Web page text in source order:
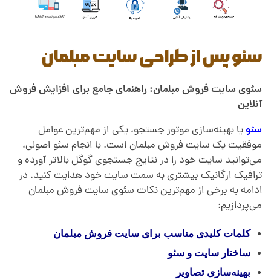
سئو پس از طراحی سایت مبلمان
سئوی سایت فروش مبلمان: راهنمای جامع برای افزایش فروش
آنلاین
سئویا بهینه‌سازی موتور جستجو، یکی از مهم‌ترین عوامل
موفقیت یک سایت فروش مبلمان است. با انجام سئو اصولی،
می‌توانید سایت خود را در نتایج جستجوی گوگل بالاتر آورده و
ترافیک ارگانیک بیشتری به سمت سایت خود هدایت کنید. در
ادامه به برخی از مهم‌ترین نکات سئوی سایت فروش مبلمان
می‌پردازیم:
کلمات کلیدی مناسب برای سایت فروش مبلمان
ساختار سایت و سئو
بهینه‌سازی تصاویر